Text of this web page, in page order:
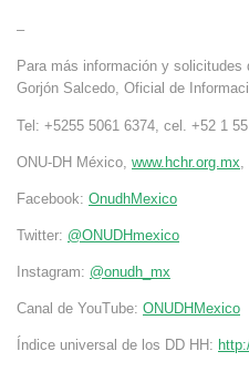
–
Para más información y
Gorjón Salcedo, Oficial de
Tel: +5255 5061 6374, cel. +52 1
ONU-DH México, www.hchr.org.mx
Facebook: OnudhMexico
Twitter: @ONUDHmexico
Instagram: @onudh_mx
Canal de YouTube: ONUDHMexico
Índice universal de los DD HH: